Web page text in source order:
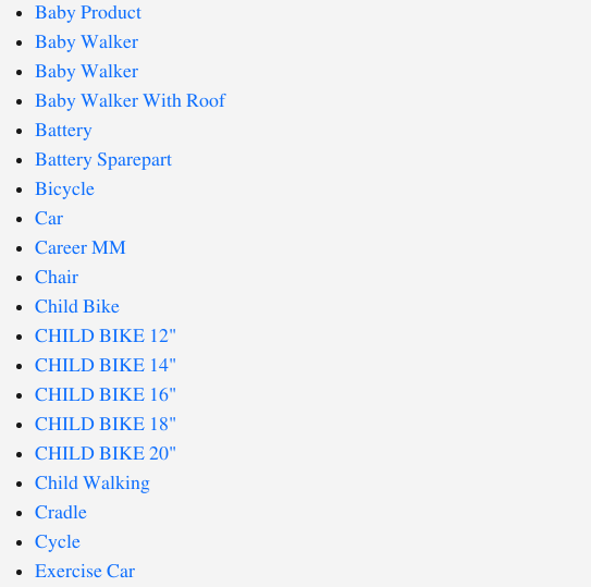
Baby Product
Baby Walker
Baby Walker
Baby Walker With Roof
Battery
Battery Sparepart
Bicycle
Car
Career MM
Chair
Child Bike
CHILD BIKE 12"
CHILD BIKE 14"
CHILD BIKE 16"
CHILD BIKE 18"
CHILD BIKE 20"
Child Walking
Cradle
Cycle
Exercise Car